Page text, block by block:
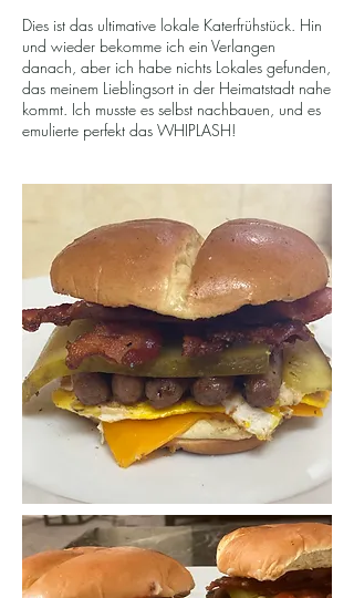
Dies ist das ultimative lokale Katerfrühstück. Hin
und wieder bekomme ich ein Verlangen
danach, aber ich habe nichts Lokales gefunden,
das meinem Lieblingsort in der Heimatstadt nahe
kommt. Ich musste es selbst nachbauen, und es
emulierte perfekt das WHIPLASH!